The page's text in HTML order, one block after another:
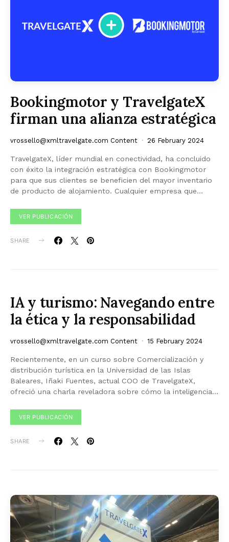
Bookingmotor y TravelgateX
firman una alianza estratégica
vrossello@xmltravelgate.com Content 26 February 2024
TravelgateX, líder mundial en conectividad, ha concluido
con éxito la integración estratégica con Bookingmotor
para que sus clientes se beneficien del mayor inventario
de producto de alojamiento. Cualquier empresa que…
VER PUBLICACIÓN
SHARE
IA y turismo: Navegando entre
la ética y la responsabilidad
vrossello@xmltravelgate.com Content 15 February 2024
Recientemente, en un curso sobre Comercialización y
distribución turística en la Universidad de las Islas
Baleares, Iñaki Fuentes, actual COO de TravelgateX,
ofreció una charla reveladora sobre cómo la inteligencia…
VER PUBLICACIÓN
SHARE